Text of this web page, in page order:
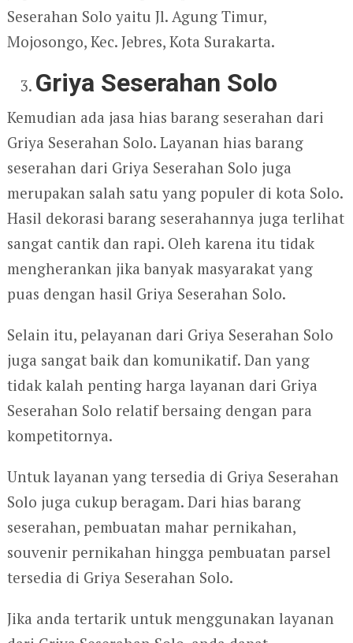
Seserahan Solo yaitu Jl. Agung Timur,
Mojosongo, Kec. Jebres, Kota Surakarta.
Griya Seserahan Solo
Kemudian ada jasa hias barang seserahan dari
Griya Seserahan Solo. Layanan hias barang
seserahan dari Griya Seserahan Solo juga
merupakan salah satu yang populer di kota Solo.
Hasil dekorasi barang seserahannya juga terlihat
sangat cantik dan rapi. Oleh karena itu tidak
mengherankan jika banyak masyarakat yang
puas dengan hasil Griya Seserahan Solo.
Selain itu, pelayanan dari Griya Seserahan Solo
juga sangat baik dan komunikatif. Dan yang
tidak kalah penting harga layanan dari Griya
Seserahan Solo relatif bersaing dengan para
kompetitornya.
Untuk layanan yang tersedia di Griya Seserahan
Solo juga cukup beragam. Dari hias barang
seserahan, pembuatan mahar pernikahan,
souvenir pernikahan hingga pembuatan parsel
tersedia di Griya Seserahan Solo.
Jika anda tertarik untuk menggunakan layanan